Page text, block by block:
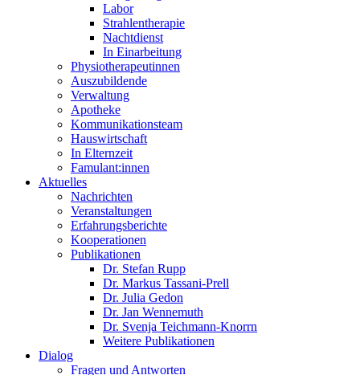
Labor
Strahlentherapie
Nachtdienst
In Einarbeitung
Physiotherapeutinnen
Auszubildende
Verwaltung
Apotheke
Kommunikationsteam
Hauswirtschaft
In Elternzeit
Famulant:innen
Aktuelles
Nachrichten
Veranstaltungen
Erfahrungsberichte
Kooperationen
Publikationen
Dr. Stefan Rupp
Dr. Markus Tassani-Prell
Dr. Julia Gedon
Dr. Jan Wennemuth
Dr. Svenja Teichmann-Knorrn
Weitere Publikationen
Dialog
Fragen und Antworten